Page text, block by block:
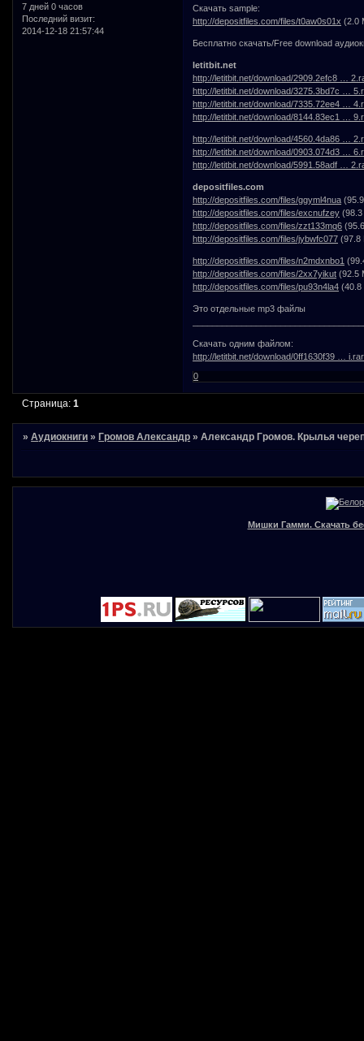
7 дней 0 часов
Последний визит:
2014-12-18 21:57:44
Скачать sample:
http://depositfiles.com/files/t0aw0s01x (2.0
Бесплатно скачать/Free download
letitbit.net
http://letitbit.net/download/2909.2efc8 …
http://letitbit.net/download/3275.3bd7c …
http://letitbit.net/download/7335.72ee4 …
http://letitbit.net/download/8144.83ec1 …
http://letitbit.net/download/4560.4da86 …
http://letitbit.net/download/0903.074d3 …
http://letitbit.net/download/5991.58adf …
depositfiles.com
http://depositfiles.com/files/ggyml4nua
http://depositfiles.com/files/excnufzey (98.3
http://depositfiles.com/files/zzt133mq6
http://depositfiles.com/files/jybwfc077 (97.8
http://depositfiles.com/files/n2mdxnbo1
http://depositfiles.com/files/2xx7yikut (92.5
http://depositfiles.com/files/pu93n4la4 (40.8
Это отдельные mp3 файлы
Скачать одним файлом:
http://letitbit.net/download/0ff1630f39 …
0
Страница:1
»Аудиокниги » Громов Александр »Александр Громов. Крылья
Мишки Гамми. Скачать